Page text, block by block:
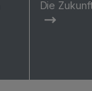
Die